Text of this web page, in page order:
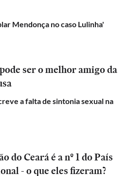
Mendonça no caso Lulinha'
ser o melhor amigo da
a falta de sintonia sexual na
do Ceará é a nº 1 do País
- o que eles fizeram?